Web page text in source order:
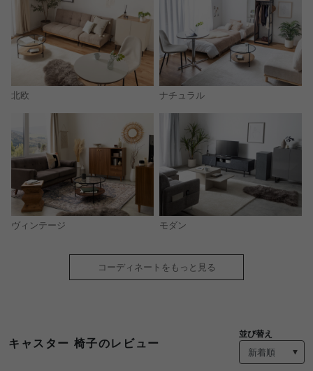
北欧 ナチュラル
ヴィンテージ モダン
コーディネートをもっと見る
キャスター 椅子のレビュー
並び替え